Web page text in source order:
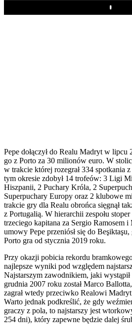
Play
Pepe dołączył do Realu Madryt w
go z Porto za 30 milionów euro. W
w trakcie której rozegrał 334 spotkania
tym okresie zdobył 14 trofeów: 3 Ligi
Hiszpanii, 2 Puchary Króla, 2
Superpuchary Europy oraz 2 klubowe
trakcie gry dla Realu obrońca sięgnął
z Portugalią. W hierarchii zespołu stoper
trzeciego kapitana za Sergio Ramosem
umowy Pepe przeniósł się do
Porto gra od stycznia 2019 roku.
Przy okazji pobicia rekordu
najlepsze wyniki pod względem
Najstarszym zawodnikiem, jaki
grudnia 2007 roku został Marco
zagrał wtedy przeciwko Realowi
Warto jednak podkreślić, że gdy
graczy z pola, to najstarszy jest
254 dni), który zapewne będzie dalej